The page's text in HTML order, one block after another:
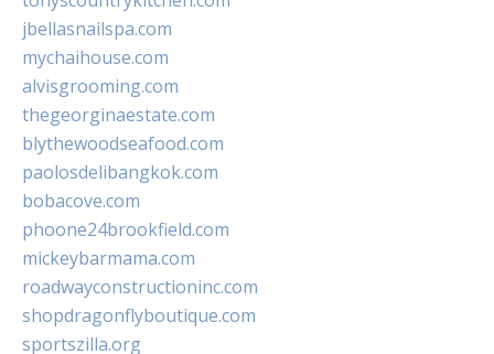
jbellasnailspa.com
mychaihouse.com
alvisgrooming.com
thegeorginaestate.com
blythewoodseafood.com
paolosdelibangkok.com
bobacove.com
phoone24brookfield.com
mickeybarmama.com
roadwayconstructioninc.com
shopdragonflyboutique.com
sportszilla.org